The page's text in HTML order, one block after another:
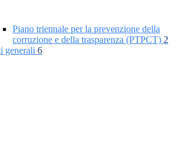
Piano triennale per la prevenzione della
corruzione e della trasparenza (PTPCT) 2
generali 6